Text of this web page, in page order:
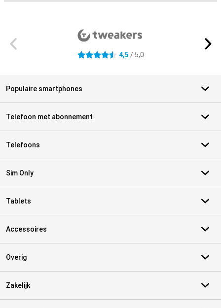
4.5 sterren 4,5 / 5,0
Populaire smartphones
Telefoon met abonnement
Telefoons
Sim Only
Tablets
Accessoires
Overig
Zakelijk